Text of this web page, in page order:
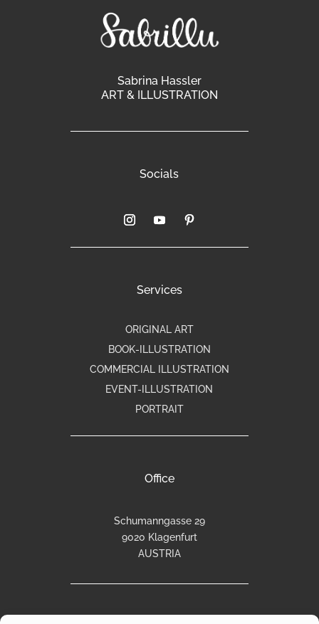
Sabrina Hassler
ART & ILLUSTRATION
Socials
Services
ORIGINAL ART
BOOK-ILLUSTRATION
COMMERCIAL ILLUSTRATION
EVENT-ILLUSTRATION
PORTRAIT
Office
Schumanngasse 29
9020 Klagenfurt
AUSTRIA